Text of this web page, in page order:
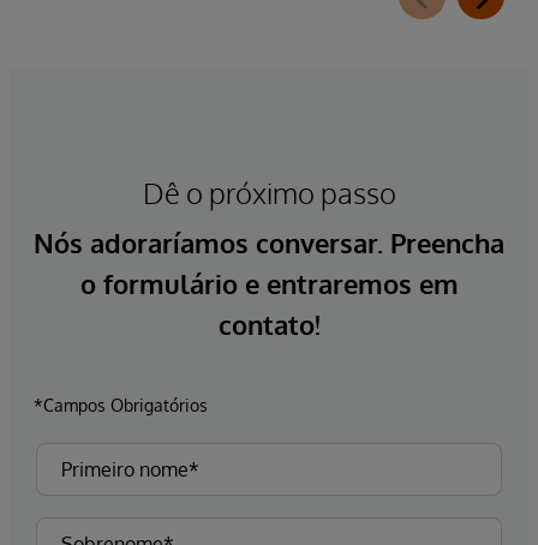
Dê o próximo passo
Nós adoraríamos conversar. Preencha
o formulário e entraremos em
contato!
*Campos Obrigatórios